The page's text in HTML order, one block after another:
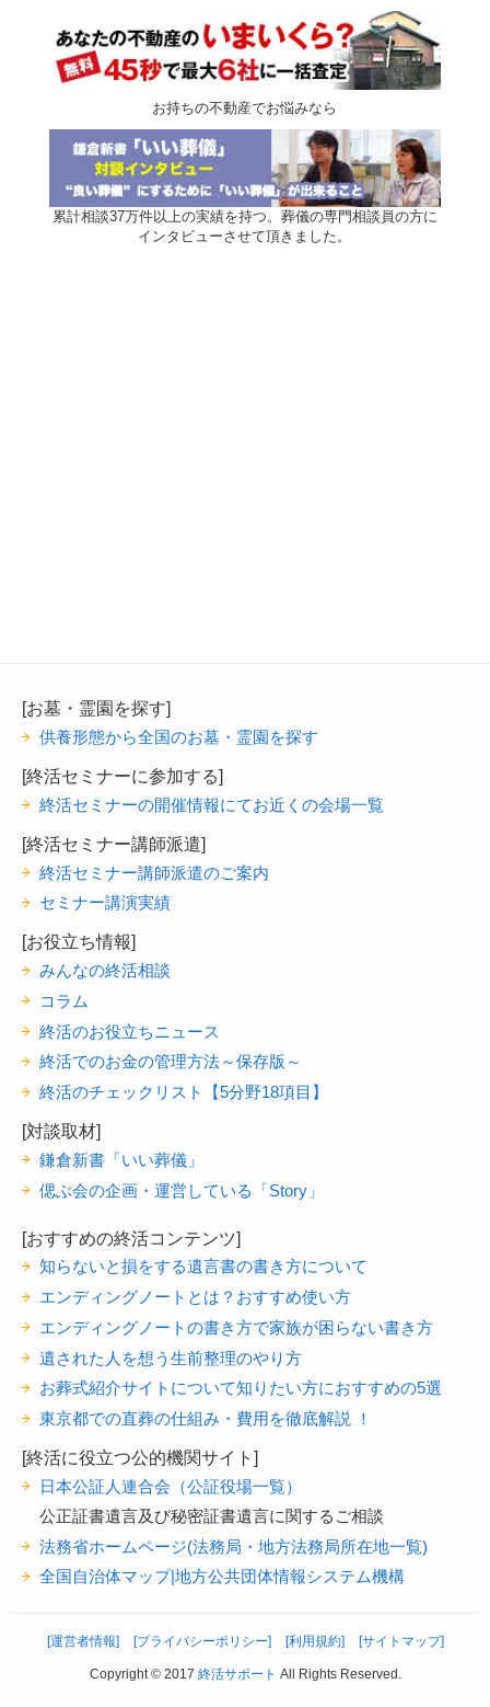
お持ちの不動産でお悩みなら
累計相談37万件以上の実績を持つ。葬儀の専門相談員の方に
インタビューさせて頂きました。
[お墓・霊園を探す]
供養形態から全国のお墓・霊園を探す
[終活セミナーに参加する]
終活セミナーの開催情報にてお近くの会場一覧
[終活セミナー講師派遣]
終活セミナー講師派遣のご案内
セミナー講演実績
[お役立ち情報]
みんなの終活相談
コラム
終活のお役立ちニュース
終活でのお金の管理方法～保存版～
終活のチェックリスト【5分野18項目】
[対談取材]
鎌倉新書「いい葬儀」
偲ぶ会の企画・運営している「Story」
[おすすめの終活コンテンツ]
知らないと損をする遺言書の書き方について
エンディングノートとは？おすすめ使い方
エンディングノートの書き方で家族が困らない書き方
遺された人を想う生前整理のやり方
お葬式紹介サイトについて知りたい方におすすめの5選
東京都での直葬の仕組み・費用を徹底解説 ！
[終活に役立つ公的機関サイト]
日本公証人連合会（公証役場一覧）
公正証書遺言及び秘密証書遺言に関するご相談
法務省ホームページ(法務局・地方法務局所在地一覧)
全国自治体マップ|地方公共団体情報システム機構
[運営者情報] [プライバシーポリシー] [利用規約] [サイトマップ]
Copyright © 2017 終活サポート All Rights Reserved.